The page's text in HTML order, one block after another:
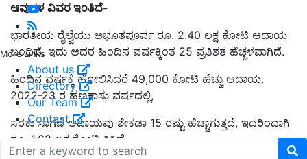
More Links
About us
Directory
Our Team
Contact
ಅವುಗಳ ವಿವರ ಇಂತಿದೆ-
ಭಾರತೀಯ ರೈಲ್ವೆಯು ಅಭೂತಪೂರ್ವ ರೂ. 2.40 ಲಕ್ಷ ಕೋಟಿ ಆದಾಯ
ಬಂದಿದೆ. ಇದು ಅದರ ಹಿಂದಿನ ವರ್ಷಕ್ಕಿಂತ 25 ಪ್ರತಿಶತ ಹೆಚ್ಚಳವಾಗಿದೆ.
ಹಿಂದಿನ ವರ್ಷಕ್ಕೆ ಹೋಲಿಸಿದರೆ 49,000 ಕೋಟಿ ಹೆಚ್ಚು ಆದಾಯ.
2022-23 ರ ಹಣಕಾಸು ವರ್ಷದಲ್ಲಿ,
ಸರಕು ಸಾಗಣೆ ಆದಾಯವು ಶೇಕಡಾ 15 ರಷ್ಟು ಹೆಚ್ಚಾಗುತ್ತದೆ, ಇದರಿಂದಾಗಿ
ರೂ. 1.62 ಲಕ್ಷ ಕೋಟಿ ಸಿಕ್ಕಿದೆ.